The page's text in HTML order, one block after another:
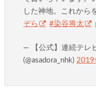
した神地。これから
ぞら
#染谷将太
— 【公式】連続テレ
(@asadora_nhk)2019